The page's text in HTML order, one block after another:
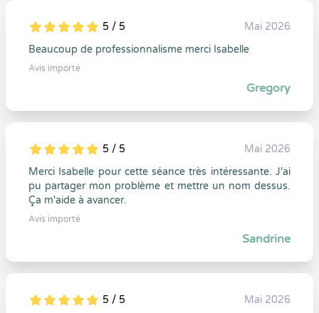
5
1
5
0 5 / 5
Mai 2026
Beaucoup de professionnalisme merci Isabelle
Avis importé
Gregory
5
1
5
0 5 / 5
Mai 2026
Merci Isabelle pour cette séance très intéressante. J'ai
pu partager mon problème et mettre un nom dessus.
Ça m'aide à avancer.
Avis importé
Sandrine
5
1
5
0 5 / 5
Mai 2026